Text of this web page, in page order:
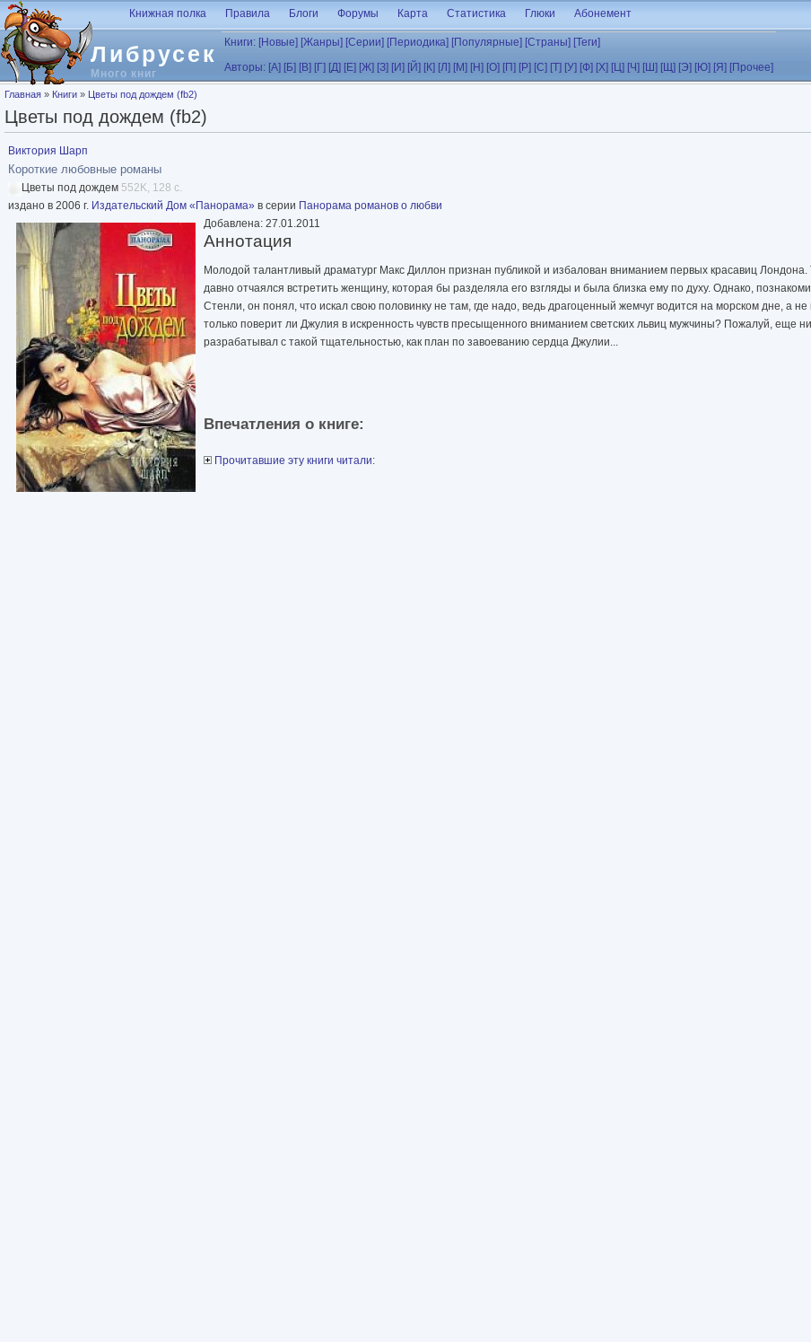
Перейти к основному содержанию
Либрусек
Много книг
Книжная полка Правила Блоги Форумы Карта Статистика Глюки Абонемент
Книги: [Новые] [Жанры] [Серии] [Периодика] [Популярные] [Страны] [Теги]
Авторы: [А] [Б] [В] [Г] [Д] [Е] [Ж] [З] [И] [Й] [К] [Л] [М] [Н] [О] [П] [Р] [С] [Т] [У] [Ф] [Х] [Ц] [Ч] [Ш] [Щ] [Э] [Ю] [Я] [Прочее]
Вы здесь
Главная » Книги » Цветы под дождем (fb2)
Цветы под дождем (fb2)
Виктория Шарп
Короткие любовные романы
Цветы под дождем 552K, 128 с.
издано в 2006 г. Издательский Дом «Панорама» в серии Панорама романов о любви
Добавлена: 27.01.2011
Аннотация
Молодой талантливый драматург Макс Диллон признан публикой и избалован вниманием первых красавиц
давно отчаялся встретить женщину, которая бы разделяла его взгляды и была близка ему по духу. Однако,
Стенли, он понял, что искал свою половинку не там, где надо, ведь драгоценный жемчуг водится на морском дне, а не
только поверит ли Джулия в искренность чувств пресыщенного вниманием светских львиц мужчины? Пожалуй, еще
разрабатывал с такой тщательностью, как план по завоеванию сердца Джулии...
Впечатления о книге:
Прочитавшие эту книги читали: